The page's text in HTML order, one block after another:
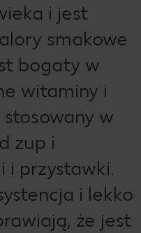
i jest
smakowe
bogaty w
witaminy i
stosowany w
zup i
i przystawki.
i lekko
że jest